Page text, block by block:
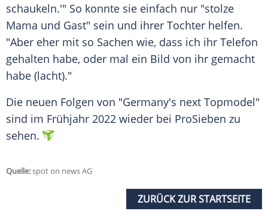
schaukeln.'" So konnte sie einfach nur "stolze
Mama und Gast" sein und ihrer Tochter helfen.
"Aber eher mit so Sachen wie, dass ich ihr Telefon
gehalten habe, oder mal ein Bild von ihr gemacht
habe (lacht)."
Die neuen Folgen von "Germany's next Topmodel"
sind im Frühjahr 2022 wieder bei ProSieben zu
sehen.
Quelle:spot on news AG
ZURÜCK ZUR STARTSEITE